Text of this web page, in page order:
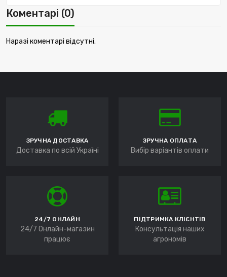
Коментарі (0)
Наразі коментарі відсутні.
ЗРУЧНА ДОСТАВКА
Доставка по всій Україні
ЗРУЧНА ОПЛАТА
Вибір варіантів оплати
24/7 ОНЛАЙН
24/7 Онлайн-магазин
працює
ПІДТРИМКА КЛІЄНТІВ
Консультація наших
агрономів